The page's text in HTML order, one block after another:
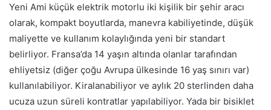
Yeni Ami küçük elektrik motorlu iki kişilik bir şehir aracı
olarak, kompakt boyutlarda, manevra kabiliyetinde, düşük
maliyette ve kullanım kolaylığında yeni bir standart
belirliyor. Fransa’da 14 yaşın altında olanlar tarafından
ehliyetsiz (diğer çoğu Avrupa ülkesinde 16 yaş sınırı var)
kullanılabiliyor. Kiralanabiliyor ve aylık 20 sterlinden daha
ucuza uzun süreli kontratlar yapılabiliyor. Yada bir bisiklet